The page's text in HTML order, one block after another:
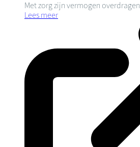
Met zorg zijn vermogen overdragen
Lees meer